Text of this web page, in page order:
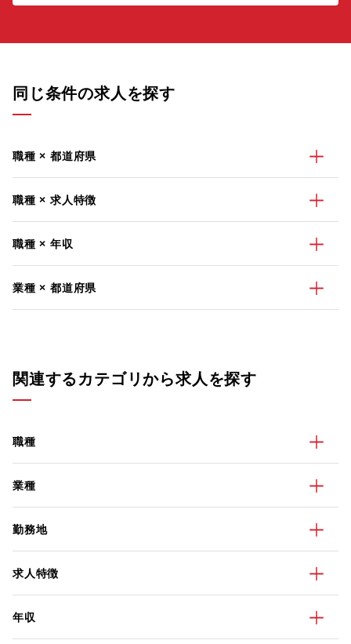
同じ条件の求人を探す
職種 × 都道府県
職種 × 求人特徴
職種 × 年収
業種 × 都道府県
関連するカテゴリから求人を探す
職種
業種
勤務地
求人特徴
年収